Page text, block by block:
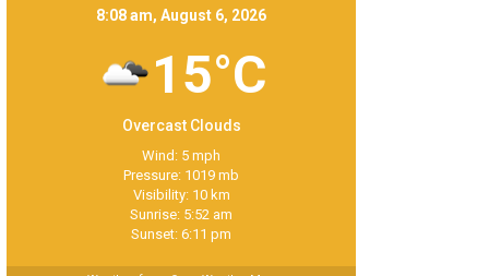
8:08 am, August 6, 2026
15°C
Overcast Clouds
Wind: 5 mph
Pressure: 1019 mb
Visibility: 10 km
Sunrise: 5:52 am
Sunset: 6:11 pm